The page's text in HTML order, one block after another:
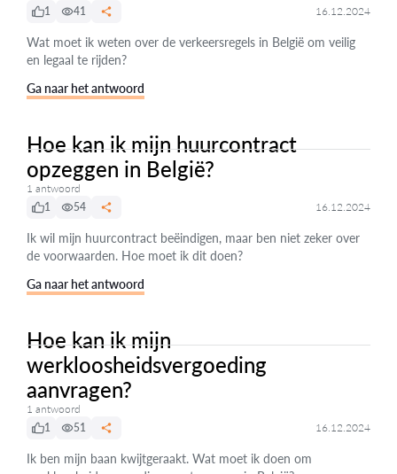
1
41 16.12.2024
Wat moet ik weten over de verkeersregels in België om veilig
en legaal te rijden?
Ga naar het antwoord
Hoe kan ik mijn huurcontract
opzeggen in België?
1 antwoord
1
54 16.12.2024
Ik wil mijn huurcontract beëindigen, maar ben niet zeker over
de voorwaarden. Hoe moet ik dit doen?
Ga naar het antwoord
Hoe kan ik mijn
werkloosheidsvergoeding
aanvragen?
1 antwoord
1
51 16.12.2024
Ik ben mijn baan kwijtgeraakt. Wat moet ik doen om